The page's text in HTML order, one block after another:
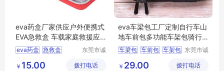
eva药盒厂家供应户外便携式
EVA急救盒 车载家庭救援应
急收纳包
eva药盒 急救盒
东莞市诚
限公司
￥ 15.00 拨打电话
eva车梁包工厂定制自行车山
地车前包多功能车架包骑行
装备上管包
车梁包 车前包 车架包 东莞市诚
限公司
￥ 29.00 拨打电话